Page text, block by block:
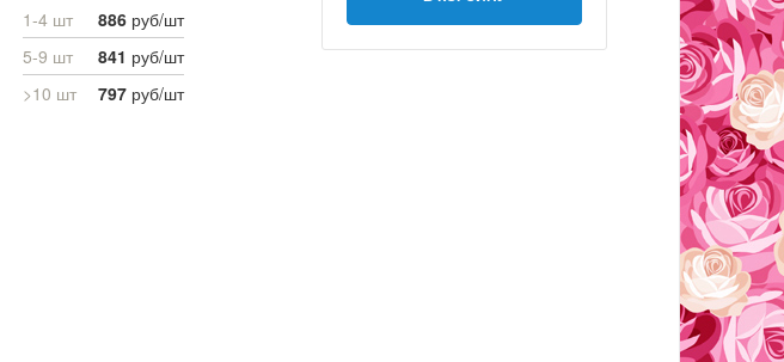
1-4 шт 886 руб/шт
5-9 шт
841 руб/шт
>10 шт
797 руб/шт